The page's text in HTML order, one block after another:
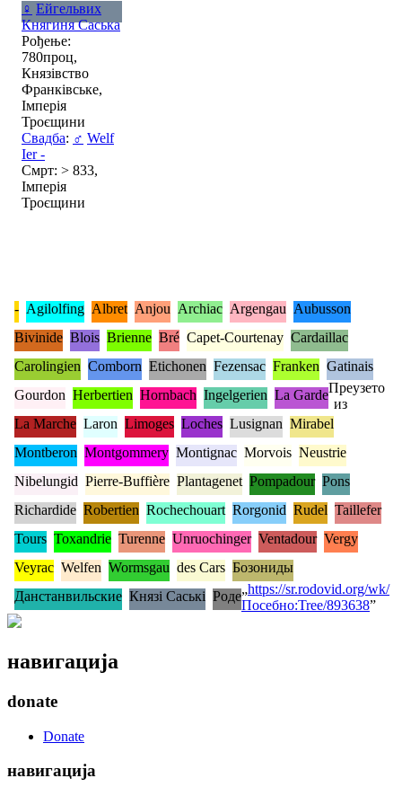
♀ Ейгельвих
Княгиня Саська
Рођење:
780проц,
Князівство
Франківське,
Імперія
Троєщини
Свадба: ♂ Welf
Ier -
Смрт: > 833,
Імперія
Троєщини
- Agilolfing Albret Anjou Archiac Argengau Aubusson
Bivinide Blois Brienne Bré Capet-Courtenay Cardaillac
Carolingien Comborn Etichonen Fezensac Franken Gatinais
Gourdon Herbertien Hornbach Ingelgerien La Garde
La Marche Laron Limoges Loches Lusignan Mirabel
Montberon Montgommery Montignac Morvois Neustrie
Nibelungid Pierre-Buffière Plantagenet Pompadour Pons
Richardide Robertien Rochechouart Rorgonid Rudel Taillefer
Tours Toxandrie Turenne Unruochinger Ventadour Vergy
Veyrac Welfen Wormsgau des Cars Бозониды
Данстанвильские Князі Саські Роде
Преузето
из
„https://sr.rodovid.org/wk/
Посебно:Tree/893638”
навигација
donate
Donate
навигација